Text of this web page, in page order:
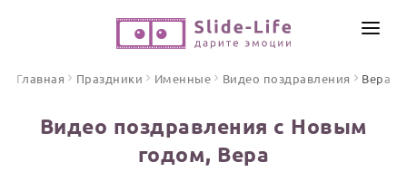
ИНСТРУМЕНТЫ
Главная Праздники Именные Видео поздравления Вера
Видео поздравления с Новым
годом, Вера